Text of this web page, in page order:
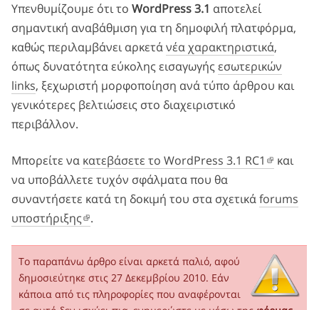
Υπενθυμίζουμε ότι το WordPress 3.1 αποτελεί
σημαντική αναβάθμιση για τη δημοφιλή πλατφόρμα,
καθώς περιλαμβάνει αρκετάνέα χαρακτηριστικά,
όπως δυνατότητα εύκολης εισαγωγής εσωτερικών
links, ξεχωριστή μορφοποίηση ανά τύπο άρθρου και
γενικότερες βελτιώσεις στο διαχειριστικό
περιβάλλον.
Μπορείτε να κατεβάσετε το WordPress 3.1 RC1
και
να υποβάλλετε τυχόν σφάλματα που θα
συναντήσετε κατά τη δοκιμή του στα σχετικάforums
υποστήριξης
.
Το παραπάνω άρθρο είναι αρκετά παλιό, αφού
δημοσιεύτηκε στις 27 Δεκεμβρίου 2010. Εάν
κάποια από τις πληροφορίες που αναφέρονται